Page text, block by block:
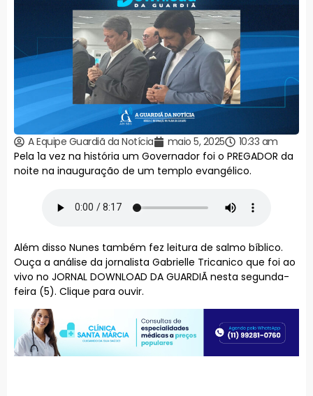
A Equipe Guardiã da Notícia maio 5, 2025
10:33 am
Pela 1a vez na história um Governador foi o PREGADOR da
noite na inauguração de um templo evangélico.
Além disso Nunes também fez leitura de salmo bíblico.
Ouça a análise da jornalista Gabrielle Tricanico que foi ao
vivo no JORNAL DOWNLOAD DA GUARDIÃ nesta segunda-
feira (5). Clique para ouvir.